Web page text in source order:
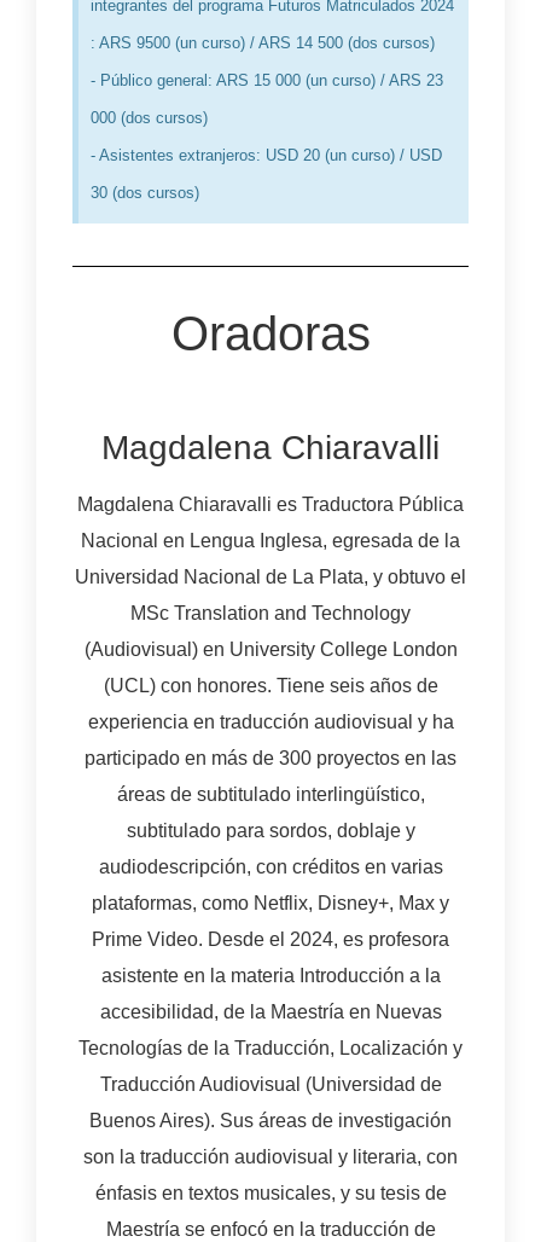
integrantes del programa Futuros Matriculados 2024
: ARS 9500 (un curso) / ARS 14 500 (dos cursos)
- Público general: ARS 15 000 (un curso) / ARS 23
000 (dos cursos)
- Asistentes extranjeros: USD 20 (un curso) / USD
30 (dos cursos)
Oradoras
Magdalena Chiaravalli
Magdalena Chiaravalli es Traductora Pública
Nacional en Lengua Inglesa, egresada de la
Universidad Nacional de La Plata, y obtuvo el
MSc Translation and Technology
(Audiovisual) en University College London
(UCL) con honores. Tiene seis años de
experiencia en traducción audiovisual y ha
participado en más de 300 proyectos en las
áreas de subtitulado interlingüístico,
subtitulado para sordos, doblaje y
audiodescripción, con créditos en varias
plataformas, como Netflix, Disney+, Max y
Prime Video. Desde el 2024, es profesora
asistente en la materia Introducción a la
accesibilidad, de la Maestría en Nuevas
Tecnologías de la Traducción, Localización y
Traducción Audiovisual (Universidad de
Buenos Aires). Sus áreas de investigación
son la traducción audiovisual y literaria, con
énfasis en textos musicales, y su tesis de
Maestría se enfocó en la traducción de